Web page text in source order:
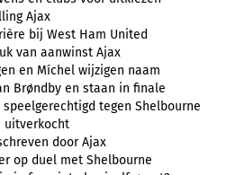
Ajax
bij West Ham United
van aanwinst Ajax
en Míchel wijzigen naam
Brøndby en staan in finale
speelgerechtigd tegen Shelbourne
uitverkocht
door Ajax
op duel met Shelbourne